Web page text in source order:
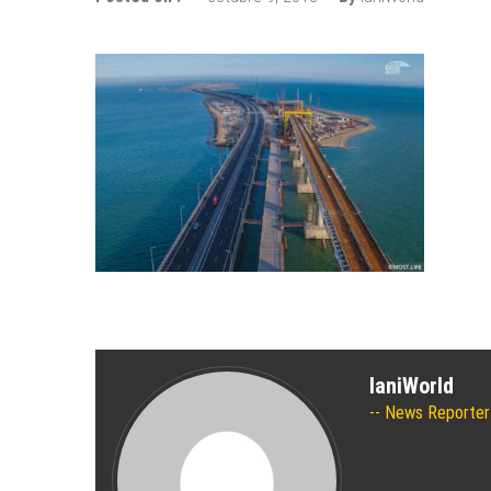
Tour de Francia 2019: mucha
Bulgaria y Turquía compiten por
¿Cuántas ciudades rusas
Turkish Airlines se trasladó al
Aeroflot traslada sus vuelos
IaniWorld
News Reporter